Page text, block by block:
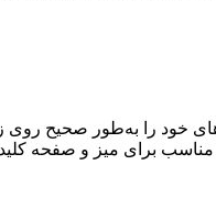
مناسب برای میز و صفحه‌